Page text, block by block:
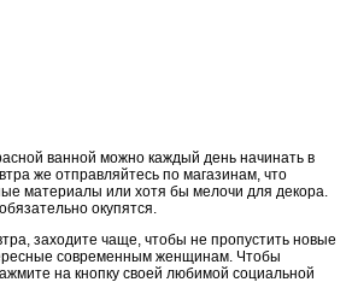
ванной можно каждый день начинать в
же отправляйтесь по магазинам, что
материалы или хотя бы мелочи для декора.
окупятся.
заходите чаще, чтобы не пропустить новые
современным женщинам. Чтобы
на кнопку своей любимой социальной